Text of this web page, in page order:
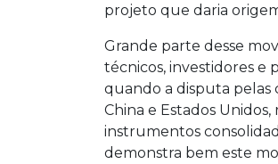
projeto que daria
Grande parte desse
técnicos, investidores e
quando a disputa pelas
China e Estados
instrumentos
demonstra bem este